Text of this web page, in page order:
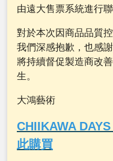
由遠大售票系統進行聯
對於本次因商品品質
我們深感抱歉，也感
將持續督促製造商改
生。
大鴻藝術
CHIIKAWA
此購買